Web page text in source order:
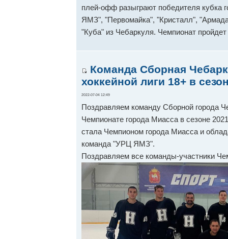
плей-офф разыграют победителя кубка
ЯМЗ", "Первомайка", "Кристалл",
"Куба" из Чебаркуля. Чемпионат
Команда Сборная
хоккейной лиги 18+ в
2022-07-04 12:49
Поздравляем команду Сборной города
Чемпионате города Миасса в сезоне
стала Чемпионом города Миасса и
команда "УРЦ ЯМЗ".
Поздравляем все команды-участники